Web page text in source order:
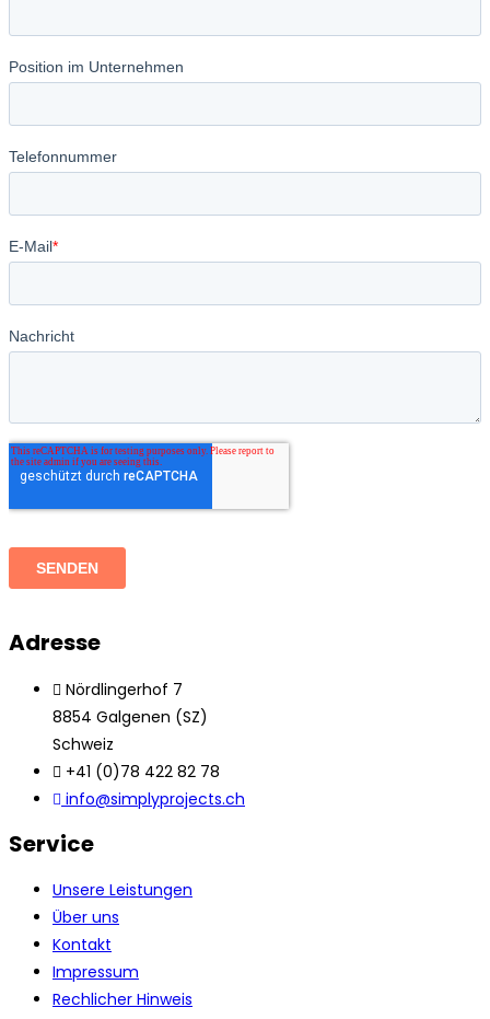
Adresse
Nördlingerhof 7
8854 Galgenen (SZ)
Schweiz
+41 (0)78 422 82 78
info@simplyprojects.ch
Service
Unsere Leistungen
Über uns
Kontakt
Impressum
Rechlicher Hinweis